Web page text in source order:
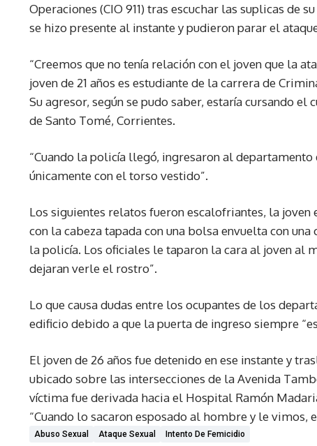
Operaciones (CIO 911) tras escuchar las suplicas de
se hizo presente al instante y pudieron parar el
“Creemos que no tenía relación con el joven que la
joven de 21 años es estudiante de la carrera de
Su agresor, según se pudo saber, estaría cursando
de Santo Tomé, Corrientes.
“Cuando la policía llegó, ingresaron al
únicamente con el torso vestido”.
Los siguientes relatos fueron escalofriantes, la
con la cabeza tapada con una bolsa envuelta con
la policía. Los oficiales le taparon la cara al joven al
dejaran verle el rostro”.
Lo que causa dudas entre los ocupantes de los
edificio debido a que la puerta de ingreso siempre
El joven de 26 años fue detenido en ese instante y
ubicado sobre las intersecciones de la Avenida
víctima fue derivada hacia el Hospital Ramón
“Cuando lo sacaron esposado al hombre y le vimos,
Abuso Sexual Ataque Sexual Intento De Femicidio